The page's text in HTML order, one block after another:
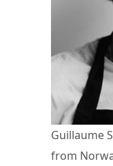
Guillaume
from